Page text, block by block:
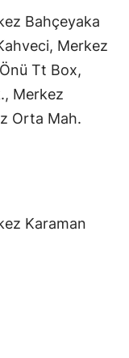
Bahçeyaka
Merkez
Tt Box,
Merkez
Orta Mah.
Karaman